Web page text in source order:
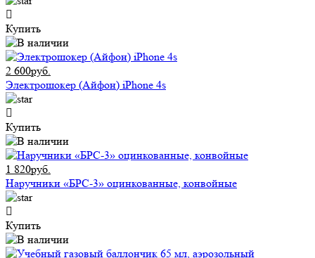
Купить
2 600руб.
Электрошокер (Айфон) iPhone 4s
Купить
1 820руб.
Наручники «БРС-3» оцинкованные, конвойные
Купить